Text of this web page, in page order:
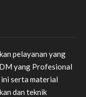
pelayanan yang
yang Profesional
serta material
dan teknik